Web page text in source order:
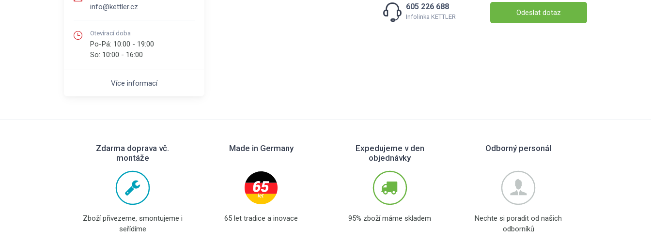
info@kettler.cz
Otevírací doba
Po-Pá: 10:00 - 19:00
So: 10:00 - 16:00
Více informací
605 226 688
Infolinka KETTLER Odeslat dotaz
Zdarma doprava vč.
montáže
Zboží přivezeme, smontujeme i
seřídíme
Made in Germany
65 let tradice a inovace
Expedujeme v den
objednávky
95% zboží máme skladem
Odborný personál
Nechte si poradit od našich
odborníků